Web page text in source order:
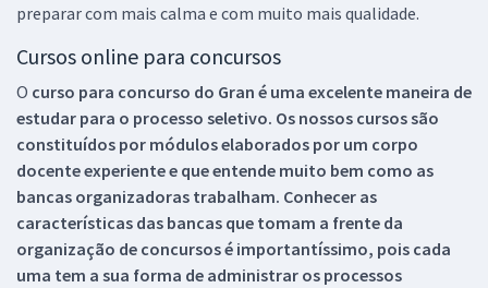
preparar com mais calma e com muito mais qualidade.
Cursos online para concursos
O curso para concurso do Gran é uma excelente maneira de
estudar para o processo seletivo. Os nossos cursos são
constituídos por módulos elaborados por um corpo
docente experiente e que entende muito bem como as
bancas organizadoras trabalham. Conhecer as
características das bancas que tomam a frente da
organização de concursos é importantíssimo, pois cada
uma tem a sua forma de administrar os processos